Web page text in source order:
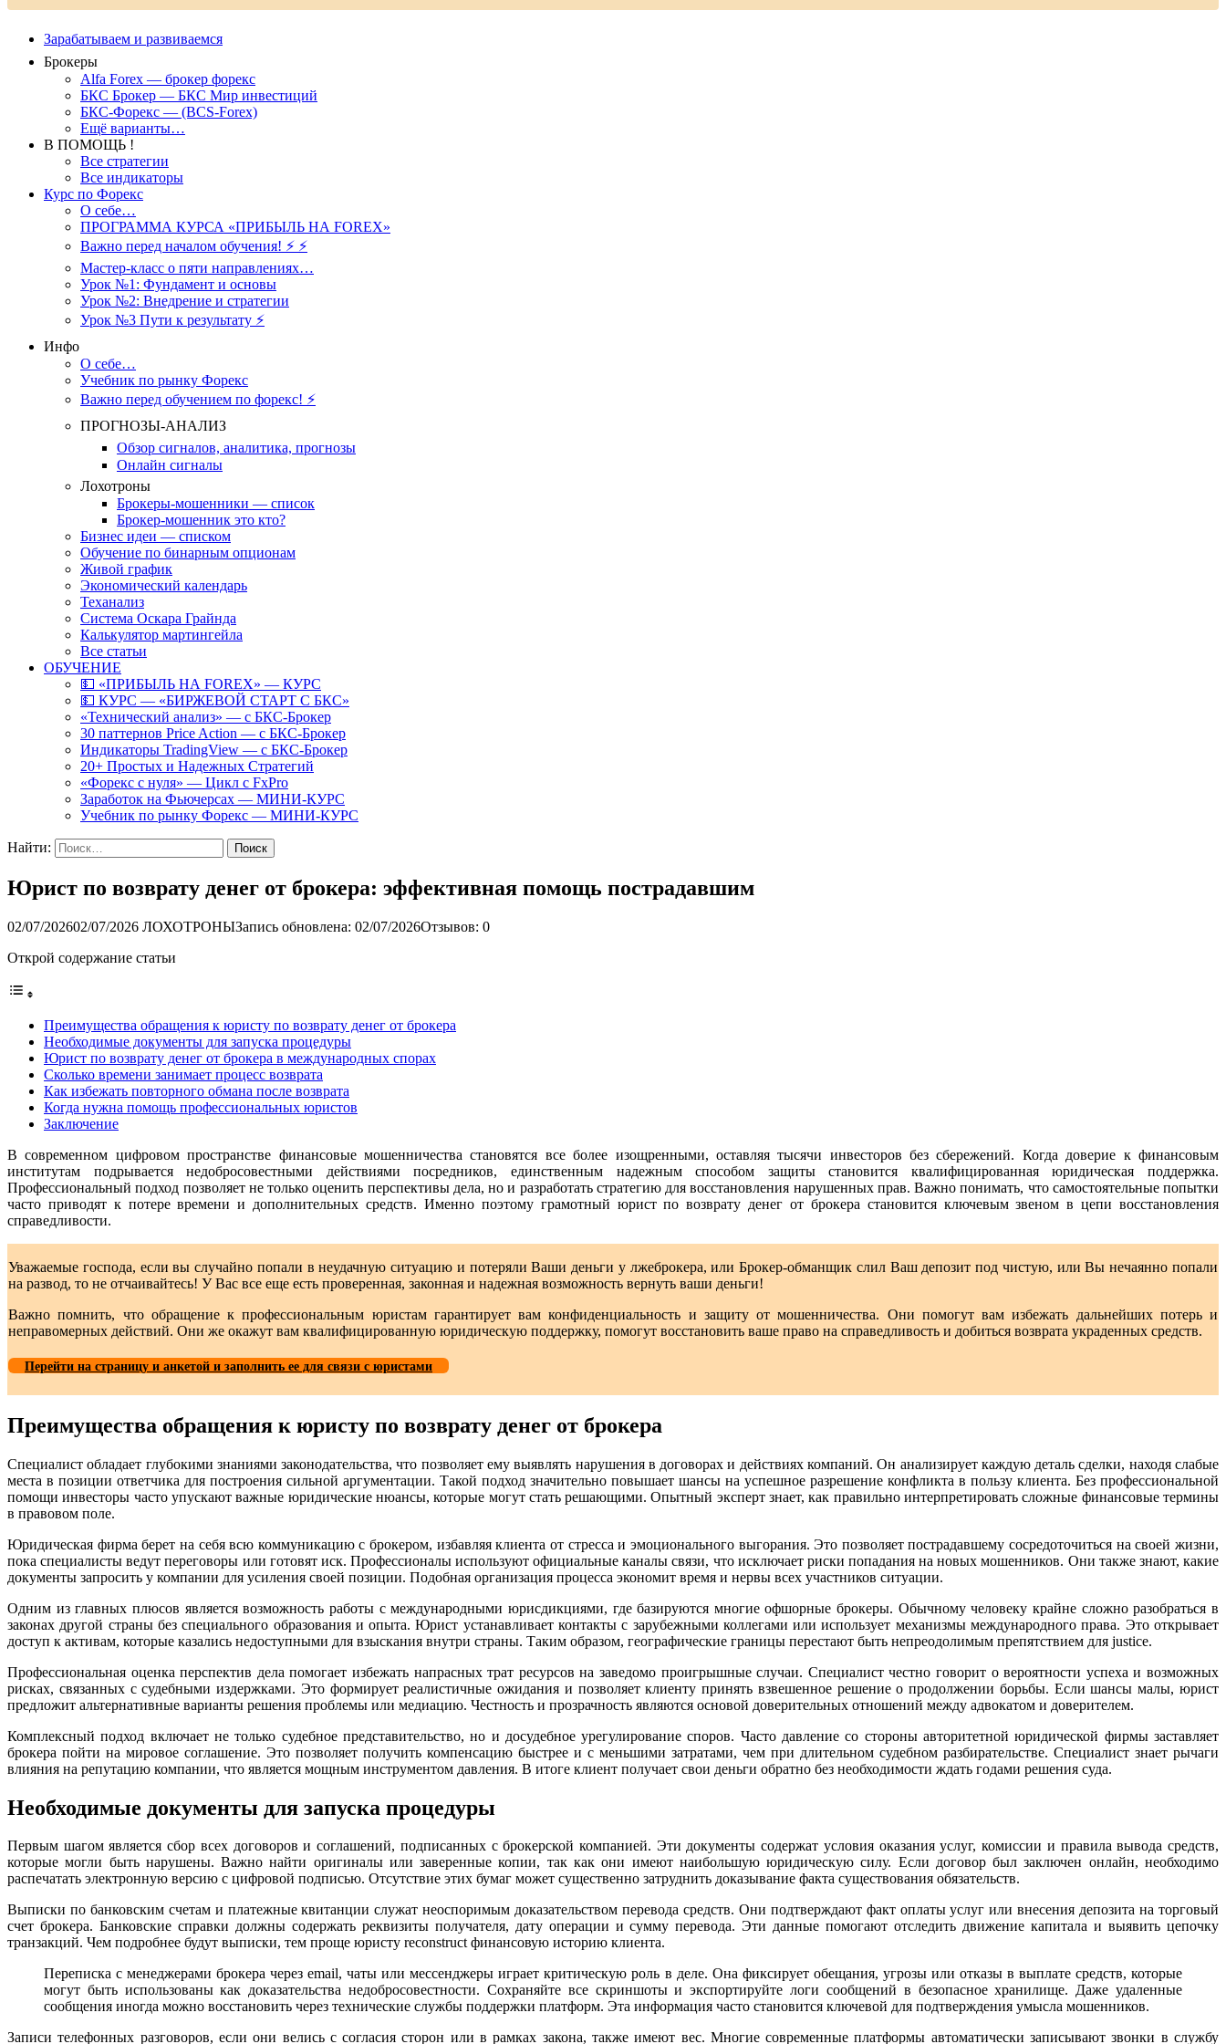
Зарабатываем и развиваемся
Брокеры
Alfa Forex — брокер форекс
БКС Брокер — БКС Мир инвестиций
БКС-Форекс — (BCS-Forex)
Ещё варианты…
В ПОМОЩЬ !
Все стратегии
Все индикаторы
Курс по Форекс
О себе…
ПРОГРАММА КУРСА «ПРИБЫЛЬ НА FOREX»
Важно перед началом обучения! ⚡ ⚡
Мастер-класс о пяти направлениях…
Урок №1: Фундамент и основы
Урок №2: Внедрение и стратегии
Урок №3 Пути к результату ⚡️
Инфо
О себе…
Учебник по рынку Форекс
Важно перед обучением по форекс! ⚡
ПРОГНОЗЫ-АНАЛИЗ
Обзор сигналов, аналитика, прогнозы
Онлайн сигналы
Лохотроны
Брокеры-мошенники — список
Брокер-мошенник это кто?
Бизнес идеи — списком
Обучение по бинарным опционам
Живой график
Экономический календарь
Теханализ
Система Оскара Грайнда
Калькулятор мартингейла
Все статьи
ОБУЧЕНИЕ
💵 «ПРИБЫЛЬ НА FOREX» — КУРС
💵 КУРС — «БИРЖЕВОЙ СТАРТ С БКС»
«Технический анализ» — с БКС-Брокер
30 паттернов Price Action — с БКС-Брокер
Индикаторы TradingView — с БКС-Брокер
20+ Простых и Надежных Стратегий
«Форекс с нуля» — Цикл с FxPro
Заработок на Фьючерсах — МИНИ-КУРС
Учебник по рынку Форекс — МИНИ-КУРС
Найти:
Юрист по возврату денег от брокера: эффективная помощь пострадавшим
02/07/202602/07/2026 ЛОХОТРОНЫЗапись обновлена: 02/07/2026Отзывов: 0
Открой содержание статьи
Преимущества обращения к юристу по возврату денег от брокера
Необходимые документы для запуска процедуры
Юрист по возврату денег от брокера в международных спорах
Сколько времени занимает процесс возврата
Как избежать повторного обмана после возврата
Когда нужна помощь профессиональных юристов
Заключение
В современном цифровом пространстве финансовые мошенничества становятся все более изощренными, оставляя тысячи инвесторов без сбережений. Когда доверие к финансовым
институтам подрывается недобросовестными действиями посредников, единственным надежным способом защиты становится квалифицированная юридическая поддержка.
Профессиональный подход позволяет не только оценить перспективы дела, но и разработать стратегию для восстановления нарушенных прав. Важно понимать, что самостоятельные попытки
часто приводят к потере времени и дополнительных средств. Именно поэтому грамотный юрист по возврату денег от брокера становится ключевым звеном в цепи восстановления
справедливости.
Уважаемые господа, если вы случайно попали в неудачную ситуацию и потеряли Ваши деньги у лжеброкера, или Брокер-обманщик слил Ваш депозит под чистую, или Вы нечаянно попали
на развод, то не отчаивайтесь! У Вас все еще есть проверенная, законная и надежная возможность вернуть ваши деньги!
Важно помнить, что обращение к профессиональным юристам гарантирует вам конфиденциальность и защиту от мошенничества. Они помогут вам избежать дальнейших потерь и
неправомерных действий. Они же окажут вам квалифицированную юридическую поддержку, помогут восстановить ваше право на справедливость и добиться возврата украденных средств.
Перейти на страницу и анкетой и заполнить ее для связи с юристами
Преимущества обращения к юристу по возврату денег от брокера
Специалист обладает глубокими знаниями законодательства, что позволяет ему выявлять нарушения в договорах и действиях компаний. Он анализирует каждую деталь сделки, находя слабые
места в позиции ответчика для построения сильной аргументации. Такой подход значительно повышает шансы на успешное разрешение конфликта в пользу клиента. Без профессиональной
помощи инвесторы часто упускают важные юридические нюансы, которые могут стать решающими. Опытный эксперт знает, как правильно интерпретировать сложные финансовые термины
в правовом поле.
Юридическая фирма берет на себя всю коммуникацию с брокером, избавляя клиента от стресса и эмоционального выгорания. Это позволяет пострадавшему сосредоточиться на своей жизни,
пока специалисты ведут переговоры или готовят иск. Профессионалы используют официальные каналы связи, что исключает риски попадания на новых мошенников. Они также знают, какие
документы запросить у компании для усиления своей позиции. Подобная организация процесса экономит время и нервы всех участников ситуации.
Одним из главных плюсов является возможность работы с международными юрисдикциями, где базируются многие офшорные брокеры. Обычному человеку крайне сложно разобраться в
законах другой страны без специального образования и опыта. Юрист устанавливает контакты с зарубежными коллегами или использует механизмы международного права. Это открывает
доступ к активам, которые казались недоступными для взыскания внутри страны. Таким образом, географические границы перестают быть непреодолимым препятствием для justice.
Профессиональная оценка перспектив дела помогает избежать напрасных трат ресурсов на заведомо проигрышные случаи. Специалист честно говорит о вероятности успеха и возможных
рисках, связанных с судебными издержками. Это формирует реалистичные ожидания и позволяет клиенту принять взвешенное решение о продолжении борьбы. Если шансы малы, юрист
предложит альтернативные варианты решения проблемы или медиацию. Честность и прозрачность являются основой доверительных отношений между адвокатом и доверителем.
Комплексный подход включает не только судебное представительство, но и досудебное урегулирование споров. Часто давление со стороны авторитетной юридической фирмы заставляет
брокера пойти на мировое соглашение. Это позволяет получить компенсацию быстрее и с меньшими затратами, чем при длительном судебном разбирательстве. Специалист знает рычаги
влияния на репутацию компании, что является мощным инструментом давления. В итоге клиент получает свои деньги обратно без необходимости ждать годами решения суда.
Необходимые документы для запуска процедуры
Первым шагом является сбор всех договоров и соглашений, подписанных с брокерской компанией. Эти документы содержат условия оказания услуг, комиссии и правила вывода средств,
которые могли быть нарушены. Важно найти оригиналы или заверенные копии, так как они имеют наибольшую юридическую силу. Если договор был заключен онлайн, необходимо
распечатать электронную версию с цифровой подписью. Отсутствие этих бумаг может существенно затруднить доказывание факта существования обязательств.
Выписки по банковским счетам и платежные квитанции служат неоспоримым доказательством перевода средств. Они подтверждают факт оплаты услуг или внесения депозита на торговый
счет брокера. Банковские справки должны содержать реквизиты получателя, дату операции и сумму перевода. Эти данные помогают отследить движение капитала и выявить цепочку
транзакций. Чем подробнее будут выписки, тем проще юристу reconstruct финансовую историю клиента.
Переписка с менеджерами брокера через email, чаты или мессенджеры играет критическую роль в деле. Она фиксирует обещания, угрозы или отказы в выплате средств, которые
могут быть использованы как доказательства недобросовестности. Сохраняйте все скриншоты и экспортируйте логи сообщений в безопасное хранилище. Даже удаленные
сообщения иногда можно восстановить через технические службы поддержки платформ. Эта информация часто становится ключевой для подтверждения умысла мошенников.
Записи телефонных разговоров, если они велись с согласия сторон или в рамках закона, также имеют вес. Многие современные платформы автоматически записывают звонки в службу